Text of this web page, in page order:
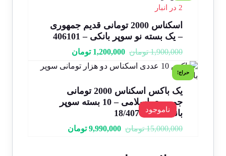
2 در انبار
اسکناس 2000 تومانی قدیم جمهوری
– یک بسته نو سوپر بانکی – 406101
1,900,000 تومان 1,200,000 تومان
حراج!
ناموجود
یک باکس اسکناس 2000 تومانی
جمهوری اسلامی – 10 بسته سوپر
بانکی – 18/407001
15,000,000 تومان 9,990,000 تومان